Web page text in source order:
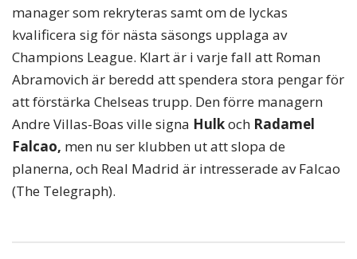
manager som rekryteras samt om de lyckas
kvalificera sig för nästa säsongs upplaga av
Champions League. Klart är i varje fall att Roman
Abramovich är beredd att spendera stora pengar för
att förstärka Chelseas trupp. Den förre managern
Andre Villas-Boas ville signa Hulkoch Radamel
Falcao, men nu ser klubben ut att slopa de
planerna, och Real Madrid är intresserade av Falcao
(The Telegraph).